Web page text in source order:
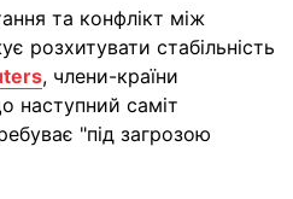
та конфлікт між
розхитувати стабільність
, члени-країни
наступний саміт
"під загрозою